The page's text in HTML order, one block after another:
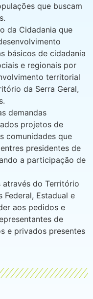
que buscam
da Cidadania que
básicos de cidadania
e regionais por
territorial
da Serra Geral,
demandas
projetos de
comunidades que
presidentes de
a participação de
através do Território
Federal, Estadual e
aos pedidos e
de
e privados presentes